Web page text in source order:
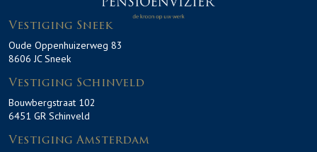
Vestiging Sneek
Oude Oppenhuizerweg 83
8606 JC Sneek
Vestiging Schinveld
Bouwbergstraat 102
6451 GR Schinveld
Vestiging Amsterdam